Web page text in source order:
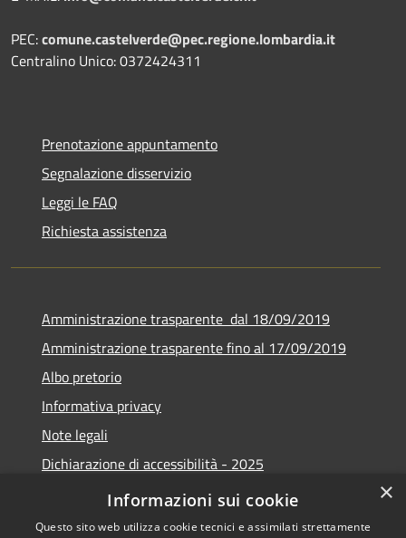
PEC:comune.castelverde@pec.regione.lombardia.it
Centralino Unico: 0372424311
Prenotazione appuntamento
Segnalazione disservizio
Leggi le FAQ
Richiesta assistenza
Amministrazione trasparente dal 18/09/2019
Amministrazione trasparente fino al 17/09/2019
Albo pretorio
Informativa privacy
Note legali
Dichiarazione di accessibilità - 2025
Obiettivi di accessibilità - 2025
×
Informazioni sui cookie
Questo sito web utilizza cookie tecnici e assimilati strettamente